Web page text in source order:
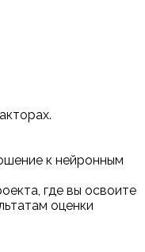
к нейронным
где вы освоите
оценки